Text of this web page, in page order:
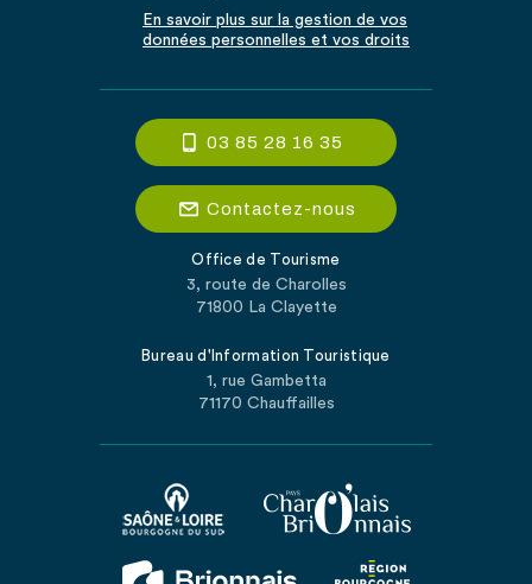
En savoir plus sur la gestion de vos
données personnelles et vos droits
03 85 28 16 35
Contactez-nous
Office de Tourisme
3, route de Charolles
71800 La Clayette
Bureau d'Information Touristique
1, rue Gambetta
71170 Chauffailles